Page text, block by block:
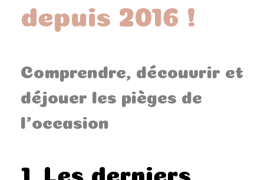
depuis 2016 !
Comprendre, découvrir et
déjouer les pièges de
l’occasion
1. Les derniers